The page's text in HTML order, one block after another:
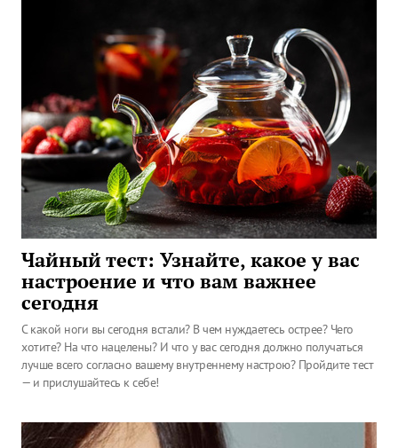
Чайный тест: Узнайте, какое у вас
настроение и что вам важнее
сегодня
С какой ноги вы сегодня встали? В чем нуждаетесь острее? Чего
хотите? На что нацелены? И что у вас сегодня должно получаться
лучше всего согласно вашему внутреннему настрою? Пройдите тест
— и прислушайтесь к себе!